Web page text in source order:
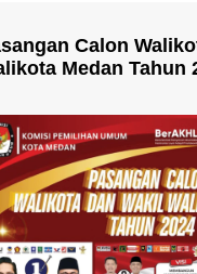
Calon
Medan Tahun